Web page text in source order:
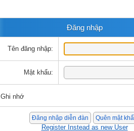
Đăng nhập
Tên đăng nhập:
Mật khẩu:
Ghi nhớ
Register Instead as new User